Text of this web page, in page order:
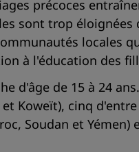
précoces
sont trop
locales
à l'éducation des
d'âge de 15 à 24
Koweït), cinq
Soudan et